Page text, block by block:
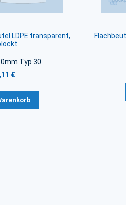
LDPE transparent,
Typ 30
€